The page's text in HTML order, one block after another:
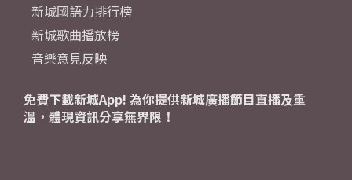
新城國語力排行榜
新城歌曲播放榜
音樂意見反映
免費下載新城App! 為你提供新城廣播節目直播及重
溫，體現資訊分享無界限！